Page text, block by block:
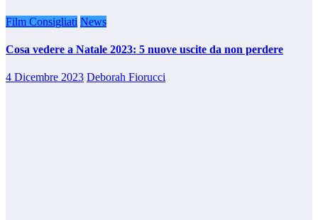
Film Consigliati News
Cosa vedere a Natale 2023: 5 nuove uscite da non perdere
4 Dicembre 2023 Deborah Fiorucci